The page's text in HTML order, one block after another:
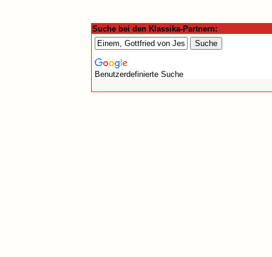
Suche bei den Klassika-Partnern:
Benutzerdefinierte Suche